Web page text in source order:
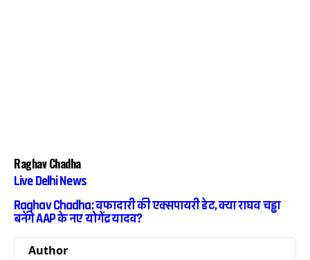
Raghav Chadha
Live Delhi News
Raghav Chadha: वफादारी की एक्सपायरी डेट, क्या राघव चड्ढा
बनेंगे AAP के नए योगेंद्र यादव?
Author